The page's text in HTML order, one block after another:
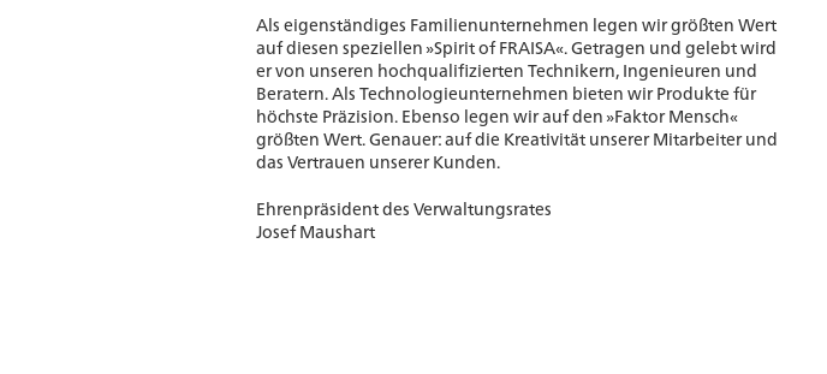
Als eigenständiges Familienunternehmen legen wir größten Wert
auf diesen speziellen »Spirit of FRAISA«. Getragen und gelebt wird
er von unseren hochqualifizierten Technikern, Ingenieuren und
Beratern. Als Technologieunternehmen bieten wir Produkte für
höchste Präzision. Ebenso legen wir auf den »Faktor Mensch«
größten Wert. Genauer: auf die Kreativität unserer Mitarbeiter und
das Vertrauen unserer Kunden.
Ehrenpräsident des Verwaltungsrates
Josef Maushart